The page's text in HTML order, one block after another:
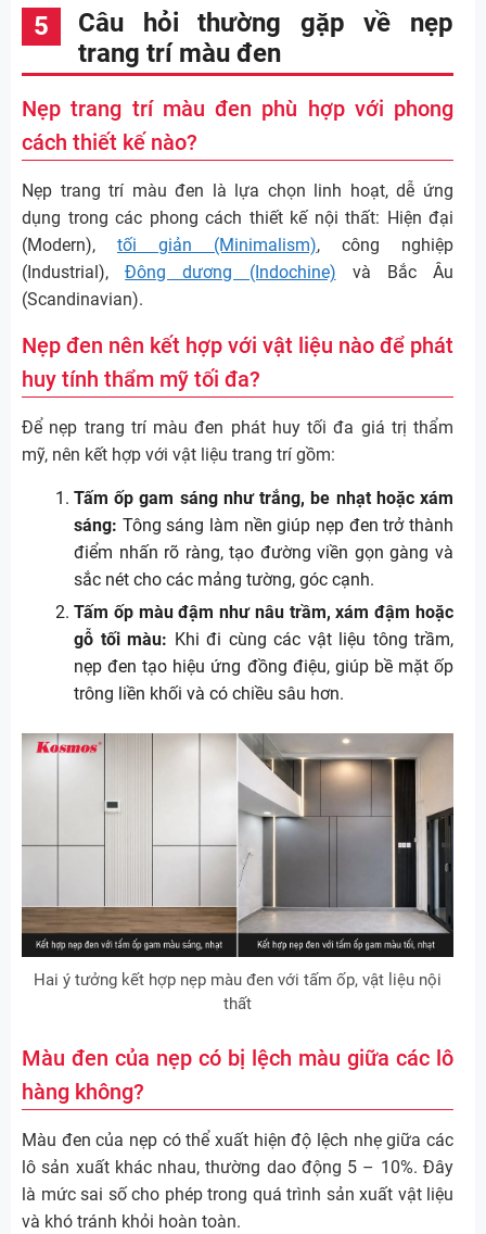
Câu hỏi thường gặp về nẹp
trang trí màu đen
Nẹp trang trí màu đen phù hợp với phong
cách thiết kế nào?
Nẹp trang trí màu đen là lựa chọn linh hoạt, dễ ứng
dụng trong các phong cách thiết kế nội thất: Hiện đại
(Modern), tối giản (Minimalism), công nghiệp
(Industrial),Đông dương (Indochine) và Bắc Âu
(Scandinavian).
Nẹp đen nên kết hợp với vật liệu nào để phát
huy tính thẩm mỹ tối đa?
Để nẹp trang trí màu đen phát huy tối đa giá trị thẩm
mỹ, nên kết hợp với vật liệu trang trí gồm:
Tấm ốp gam sáng như trắng, be nhạt hoặc xám
sáng: Tông sáng làm nền giúp nẹp đen trở thành
điểm nhấn rõ ràng, tạo đường viền gọn gàng và
sắc nét cho các mảng tường, góc cạnh.
Tấm ốp màu đậm như nâu trầm, xám đậm hoặc
gỗ tối màu: Khi đi cùng các vật liệu tông trầm,
nẹp đen tạo hiệu ứng đồng điệu, giúp bề mặt ốp
trông liền khối và có chiều sâu hơn.
Hai ý tưởng kết hợp nẹp màu đen với tấm ốp, vật liệu nội
thất
Màu đen của nẹp có bị lệch màu giữa các lô
hàng không?
Màu đen của nẹp có thể xuất hiện độ lệch nhẹ giữa các
lô sản xuất khác nhau, thường dao động 5 – 10%. Đây
là mức sai số cho phép trong quá trình sản xuất vật liệu
và khó tránh khỏi hoàn toàn.